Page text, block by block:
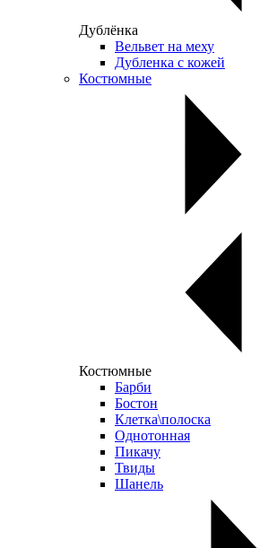
Дублёнка
Вельвет на меху
Дубленка с кожей
Костюмные
Костюмные
Барби
Бостон
Клетка\полоска
Однотонная
Пикачу
Твиды
Шанель